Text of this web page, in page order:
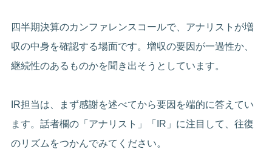
四半期決算のカンファレンスコールで、アナリストが増
収の中身を確認する場面です。増収の要因が一過性か、
継続性のあるものかを聞き出そうとしています。
IR担当は、まず感謝を述べてから要因を端的に答えてい
ます。話者欄の「アナリスト」「IR」に注目して、往復
のリズムをつかんでみてください。